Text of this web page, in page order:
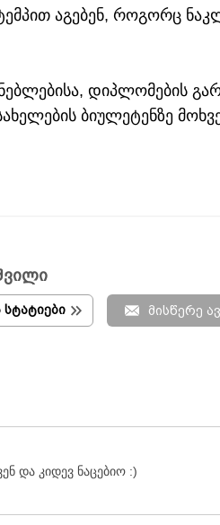
აგებენ, როგორც
დიპლომების
ბიულეტენზე
მისწერე
და კიდევ ნაცებიო :)